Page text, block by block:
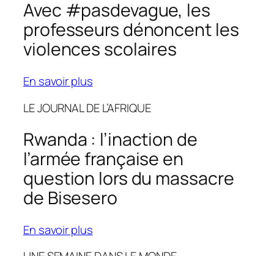
Avec #pasdevague, les
professeurs dénoncent les
violences scolaires
En savoir plus
LE JOURNAL DE L’AFRIQUE
Rwanda : l’inaction de
l’armée française en
question lors du massacre
de Bisesero
En savoir plus